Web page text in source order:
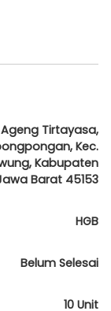
Tirtayasa,
Kec.
Kabupaten
Barat 45153
HGB
Belum Selesai
10 Unit